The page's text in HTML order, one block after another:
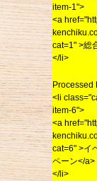
こ
謝
5
item-1">
<a
cat=1" >総
</li>
Processed
<li
item-6">
<a
cat=6" >イ
ペーン</a>
</li>